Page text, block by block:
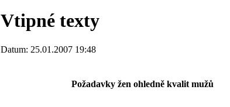
Vtipné texty
Datum: 25.01.2007 19:48
Požadavky žen ohledně kvalit mužů